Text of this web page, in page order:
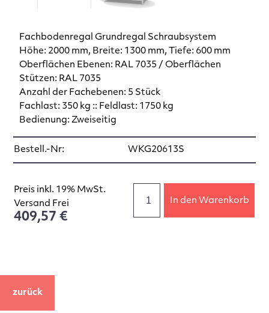
Fachbodenregal Grundregal Schraubsystem
Höhe: 2000 mm, Breite: 1300 mm, Tiefe: 600 mm
Oberflächen Ebenen: RAL 7035 / Oberflächen
Stützen: RAL 7035
Anzahl der Fachebenen: 5 Stück
Fachlast: 350 kg :: Feldlast: 1750 kg
Bedienung: Zweiseitig
Bestell.-Nr: WKG20613S
Preis inkl. 19% MwSt.
Versand Frei
409,57 €
In den Warenkorb
zurück